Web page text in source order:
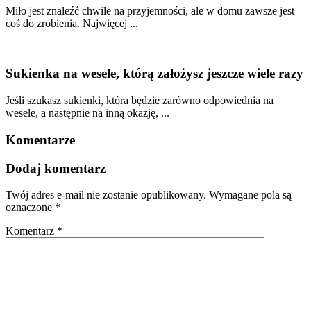
Miło jest znaleźć chwile na przyjemności, ale w domu zawsze jest
coś do zrobienia. Najwięcej ...
Sukienka na wesele, którą założysz jeszcze wiele razy
Jeśli szukasz sukienki, która będzie zarówno odpowiednia na
wesele, a następnie na inną okazję, ...
Komentarze
Dodaj komentarz
Twój adres e-mail nie zostanie opublikowany. Wymagane pola są
oznaczone *
Komentarz *